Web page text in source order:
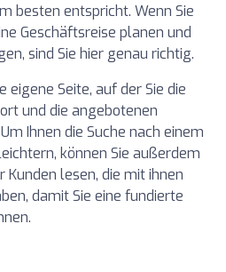
besten entspricht. Wenn Sie
Geschäftsreise planen und
sind Sie hier genau richtig.
eigene Seite, auf der Sie die
und die angebotenen
Ihnen die Suche nach einem
können Sie außerdem
lesen, die mit ihnen
damit Sie eine fundierte